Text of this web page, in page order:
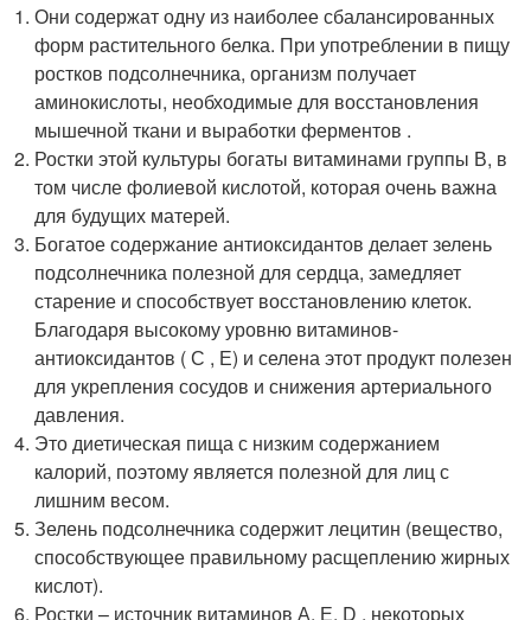
Они содержат одну из наиболее сбалансированных
форм растительного белка. При употреблении в пищу
ростков подсолнечника, организм получает
аминокислоты, необходимые для восстановления
мышечной ткани и выработки ферментов .
Ростки этой культуры богаты витаминами группы В, в
том числе фолиевой кислотой, которая очень важна
для будущих матерей.
Богатое содержание антиоксидантов делает зелень
подсолнечника полезной для сердца, замедляет
старение и способствует восстановлению клеток.
Благодаря высокому уровню витаминов-
антиоксидантов ( С , Е) и селена этот продукт полезен
для укрепления сосудов и снижения артериального
давления.
Это диетическая пища с низким содержанием
калорий, поэтому является полезной для лиц с
лишним весом.
Зелень подсолнечника содержит лецитин (вещество,
способствующее правильному расщеплению жирных
кислот).
Ростки – источник витаминов А, Е, D , некоторых